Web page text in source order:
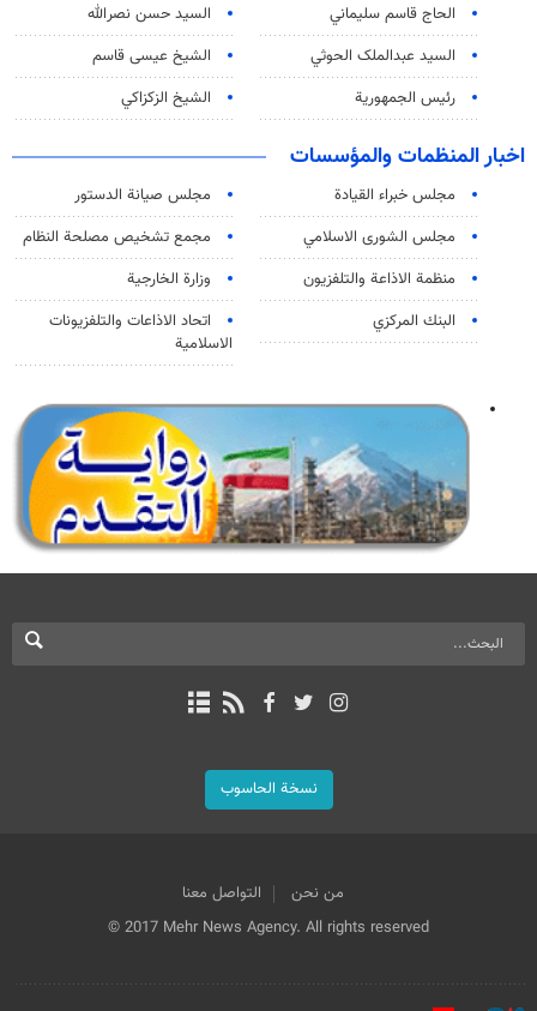
الحاج قاسم سليماني
السيد حسن نصرالله
السید عبدالملک الحوثي
الشيخ عيسى قاسم
رئيس الجمهورية
الشيخ الزكزاكي
اخبار المنظمات والمؤسسات
مجلس خبراء القيادة
مجلس صيانة الدستور
مجلس الشورى الاسلامي
مجمع تشخيص مصلحة النظام
منظمة الاذاعة والتلفزیون
وزارة الخارجية
البنك المركزي
اتحاد الاذاعات والتلفزيونات
الاسلامية
نسخة الحاسوب
من نحن
التواصل معنا
© 2017 Mehr News Agency. All rights reserved